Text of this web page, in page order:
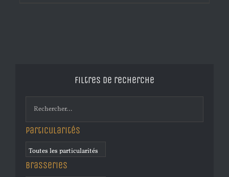
Filtres de recherche
Particularités
Brasseries